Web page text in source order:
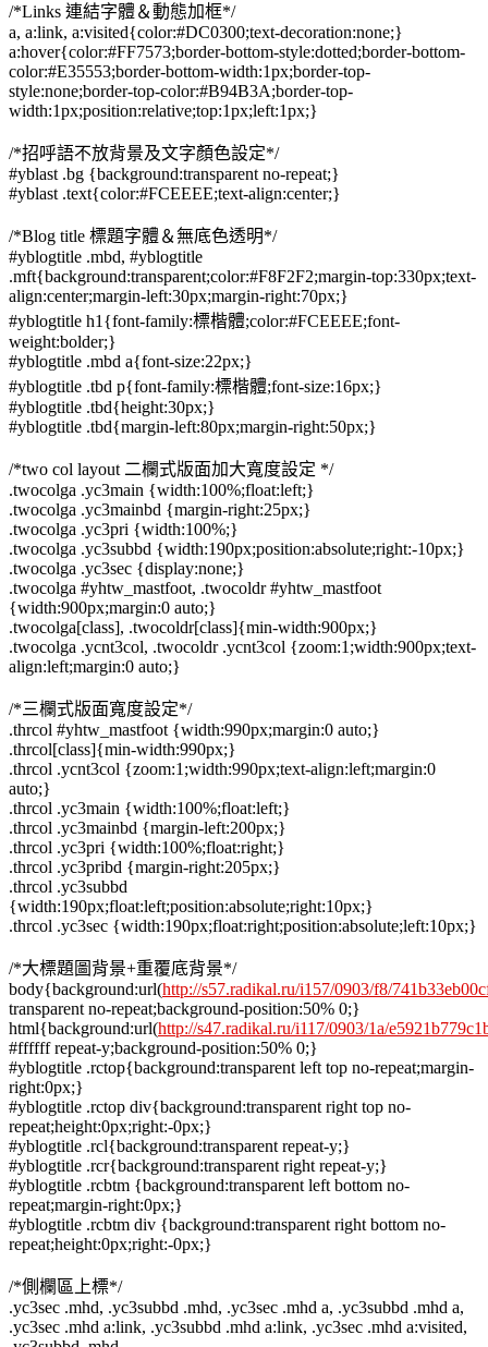
/*Links 連結字體＆動態加框*/
a, a:link, a:visited{color:#DC0300;text-decoration:none;}
a:hover{color:#FF7573;border-bottom-style:dotted;border-bottom-
color:#E35553;border-bottom-width:1px;border-top-
style:none;border-top-color:#B94B3A;border-top-
width:1px;position:relative;top:1px;left:1px;}
/*招呼語不放背景及文字顏色設定*/
#yblast .bg {background:transparent no-repeat;}
#yblast .text{color:#FCEEEE;text-align:center;}
/*Blog title 標題字體＆無底色透明*/
#yblogtitle .mbd, #yblogtitle
.mft{background:transparent;color:#F8F2F2;margin-top:330px;text-
align:center;margin-left:30px;margin-right:70px;}
#yblogtitle h1{font-family:標楷體;color:#FCEEEE;font-
weight:bolder;}
#yblogtitle .mbd a{font-size:22px;}
#yblogtitle .tbd p{font-family:標楷體;font-size:16px;}
#yblogtitle .tbd{height:30px;}
#yblogtitle .tbd{margin-left:80px;margin-right:50px;}
/*two col layout 二欄式版面加大寬度設定 */
.twocolga .yc3main {width:100%;float:left;}
.twocolga .yc3mainbd {margin-right:25px;}
.twocolga .yc3pri {width:100%;}
.twocolga .yc3subbd {width:190px;position:absolute;right:-10px;}
.twocolga .yc3sec {display:none;}
.twocolga #yhtw_mastfoot, .twocoldr #yhtw_mastfoot
{width:900px;margin:0 auto;}
.twocolga[class], .twocoldr[class]{min-width:900px;}
.twocolga .ycnt3col, .twocoldr .ycnt3col {zoom:1;width:900px;text-
align:left;margin:0 auto;}
/*三欄式版面寬度設定*/
.thrcol #yhtw_mastfoot {width:990px;margin:0 auto;}
.thrcol[class]{min-width:990px;}
.thrcol .ycnt3col {zoom:1;width:990px;text-align:left;margin:0
auto;}
.thrcol .yc3main {width:100%;float:left;}
.thrcol .yc3mainbd {margin-left:200px;}
.thrcol .yc3pri {width:100%;float:right;}
.thrcol .yc3pribd {margin-right:205px;}
.thrcol .yc3subbd
{width:190px;float:left;position:absolute;right:10px;}
.thrcol .yc3sec {width:190px;float:right;position:absolute;left:10px;}
/*大標題圖背景+重覆底背景*/
body{background:url(http://s57.radikal.ru/i157/0903/f8/
transparent no-repeat;background-position:50% 0;}
html{background:url(http://s47.radikal.ru/i117/0903/1a/
#ffffff repeat-y;background-position:50% 0;}
#yblogtitle .rctop{background:transparent left top no-repeat;margin-
right:0px;}
#yblogtitle .rctop div{background:transparent right top no-
repeat;height:0px;right:-0px;}
#yblogtitle .rcl{background:transparent repeat-y;}
#yblogtitle .rcr{background:transparent right repeat-y;}
#yblogtitle .rcbtm {background:transparent left bottom no-
repeat;margin-right:0px;}
#yblogtitle .rcbtm div {background:transparent right bottom no-
repeat;height:0px;right:-0px;}
/*側欄區上標*/
.yc3sec .mhd, .yc3subbd .mhd, .yc3sec .mhd a, .yc3subbd .mhd a,
.yc3sec .mhd a:link, .yc3subbd .mhd a:link, .yc3sec .mhd a:visited,